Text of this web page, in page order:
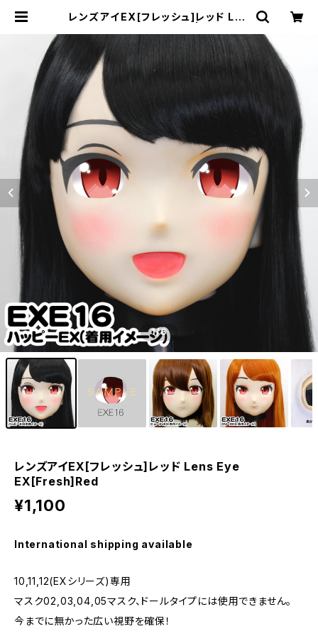
レンズアイEX[フレッシュ]レッド Len
製作所
1/6
レンズアイEX[フレッシュ]レッド Lens Eye
EX[Fresh]Red
¥1,100
International shipping available
10,11,12(EXシリーズ)専用
マスク02,03,04,05マスク、ドールタイプには使用できません。
今までに無かった広い視野を確保！